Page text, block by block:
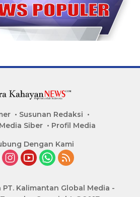
Susunan Redaksi
Siber
Profil Media
Dengan Kami
Kalimantan Global Media -